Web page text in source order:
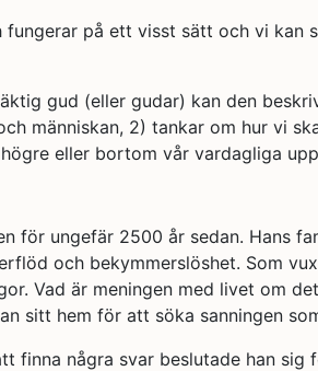
fungerar på ett visst sätt och vi
gud (eller gudar) kan den
människan, 2) tankar om hur vi
eller bortom vår vardagliga
för ungefär 2500 år sedan. Hans
och bekymmerslöshet. Som
Vad är meningen med livet om
sitt hem för att söka sanningen
finna några svar beslutade han